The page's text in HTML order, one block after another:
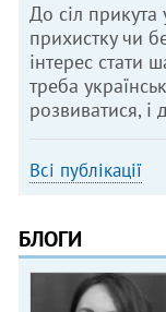
До сіл прикута
прихистку чи
інтерес стати
треба
розвиватися, і
Всі публікації
БЛОГИ